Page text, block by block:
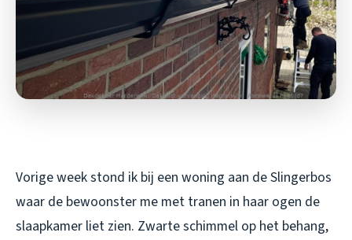
Vorige week stond ik bij een woning aan de Slingerbos
waar de bewoonster me met tranen in haar ogen de
slaapkamer liet zien. Zwarte schimmel op het behang,